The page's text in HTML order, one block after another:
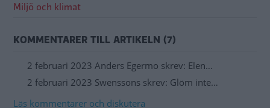
Miljö och klimat
KOMMENTARER TILL ARTIKELN (7)
2 februari 2023 Anders Egermo skrev: Elen…
2 februari 2023 Swenssons skrev: Glöm inte…
Läs kommentarer och diskutera